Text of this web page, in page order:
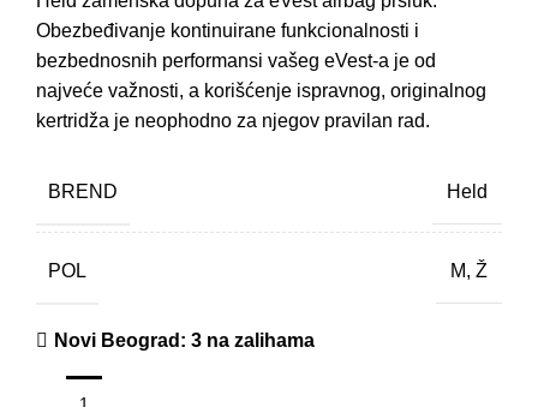
Obezbeđivanje kontinuirane funkcionalnosti i
bezbednosnih performansi vašeg eVest-a je od
najveće važnosti, a korišćenje ispravnog, originalnog
kertridža je neophodno za njegov pravilan rad.
BREND Held
POL M, Ž
Novi Beograd : 3 na zalihama